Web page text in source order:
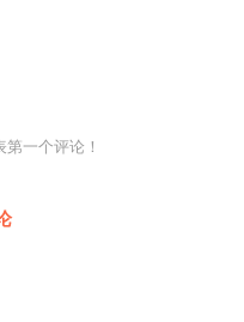
一个评论！